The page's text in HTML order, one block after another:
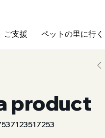
ご支援 ペットの里に行く
product